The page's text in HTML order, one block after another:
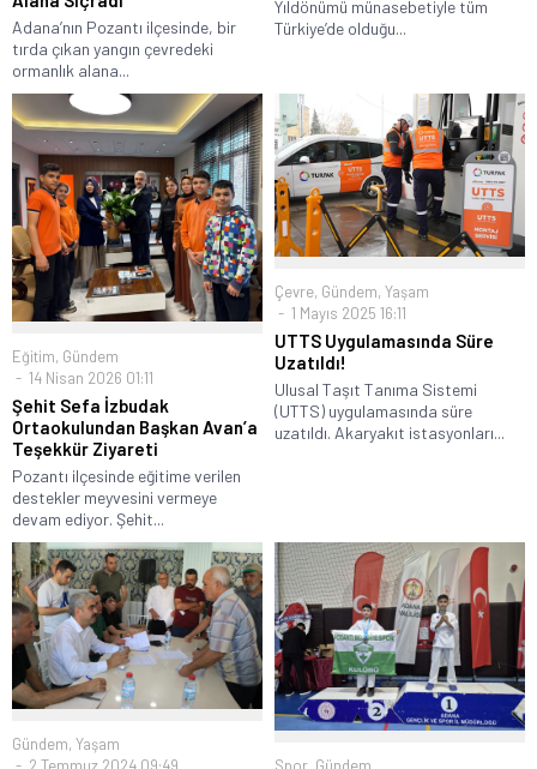
Adana’nın Pozantı ilçesinde, bir
tırda çıkan yangın çevredeki
ormanlık alana...
Yıldönümü münasebetiyle tüm
Türkiye’de olduğu...
Eğitim, Gündem
14 Nisan 2026 01:11
Şehit Sefa İzbudak
Ortaokulundan Başkan Avan’a
Teşekkür Ziyareti
Pozantı ilçesinde eğitime verilen
destekler meyvesini vermeye
devam ediyor. Şehit...
Çevre, Gündem, Yaşam
1 Mayıs 2025 16:11
UTTS Uygulamasında Süre
Uzatıldı!
Ulusal Taşıt Tanıma Sistemi
(UTTS) uygulamasında süre
uzatıldı. Akaryakıt istasyonları...
Gündem, Yaşam
Spor Gündem